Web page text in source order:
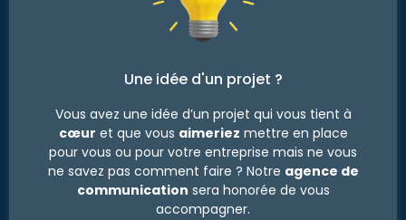
Une idée d'un projet ?
Vous avez une idée d’un projet qui vous tient à
cœur et que vous aimeriez mettre en place
pour vous ou pour votre entreprise mais ne vous
ne savez pas comment faire ? Notre agence de
communication sera honorée de vous
accompagner.